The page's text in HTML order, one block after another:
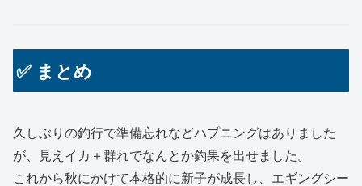
✅ まとめ
久しぶりの釣行で準備忘れなどハプニングはありました
が、見えイカ＋群れでなんとか釣果を出せました。
これから秋にかけて本格的に新子が成長し、エギングシー